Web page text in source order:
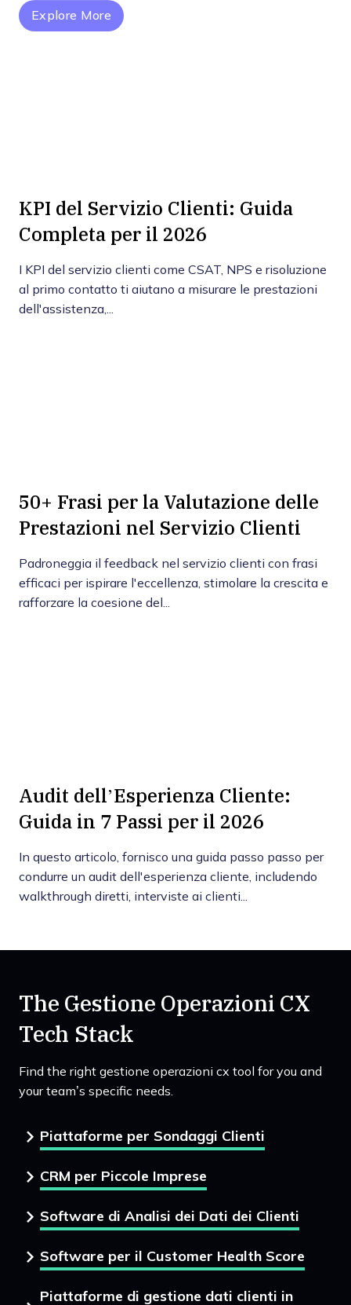
Explore More
KPI del Servizio Clienti: Guida
Completa per il 2026
I KPI del servizio clienti come CSAT, NPS e risoluzione
al primo contatto ti aiutano a misurare le prestazioni
dell'assistenza,...
50+ Frasi per la Valutazione delle
Prestazioni nel Servizio Clienti
Padroneggia il feedback nel servizio clienti con frasi
efficaci per ispirare l'eccellenza, stimolare la crescita e
rafforzare la coesione del...
Audit dell’Esperienza Cliente:
Guida in 7 Passi per il 2026
In questo articolo, fornisco una guida passo passo per
condurre un audit dell'esperienza cliente, includendo
walkthrough diretti, interviste ai clienti...
The Gestione Operazioni CX
Tech Stack
Find the right gestione operazioni cx tool for you and
your team’s specific needs.
Piattaforme per Sondaggi Clienti
CRM per Piccole Imprese
Software di Analisi dei Dati dei Clienti
Software per il Customer Health Score
Piattaforme di gestione dati clienti in